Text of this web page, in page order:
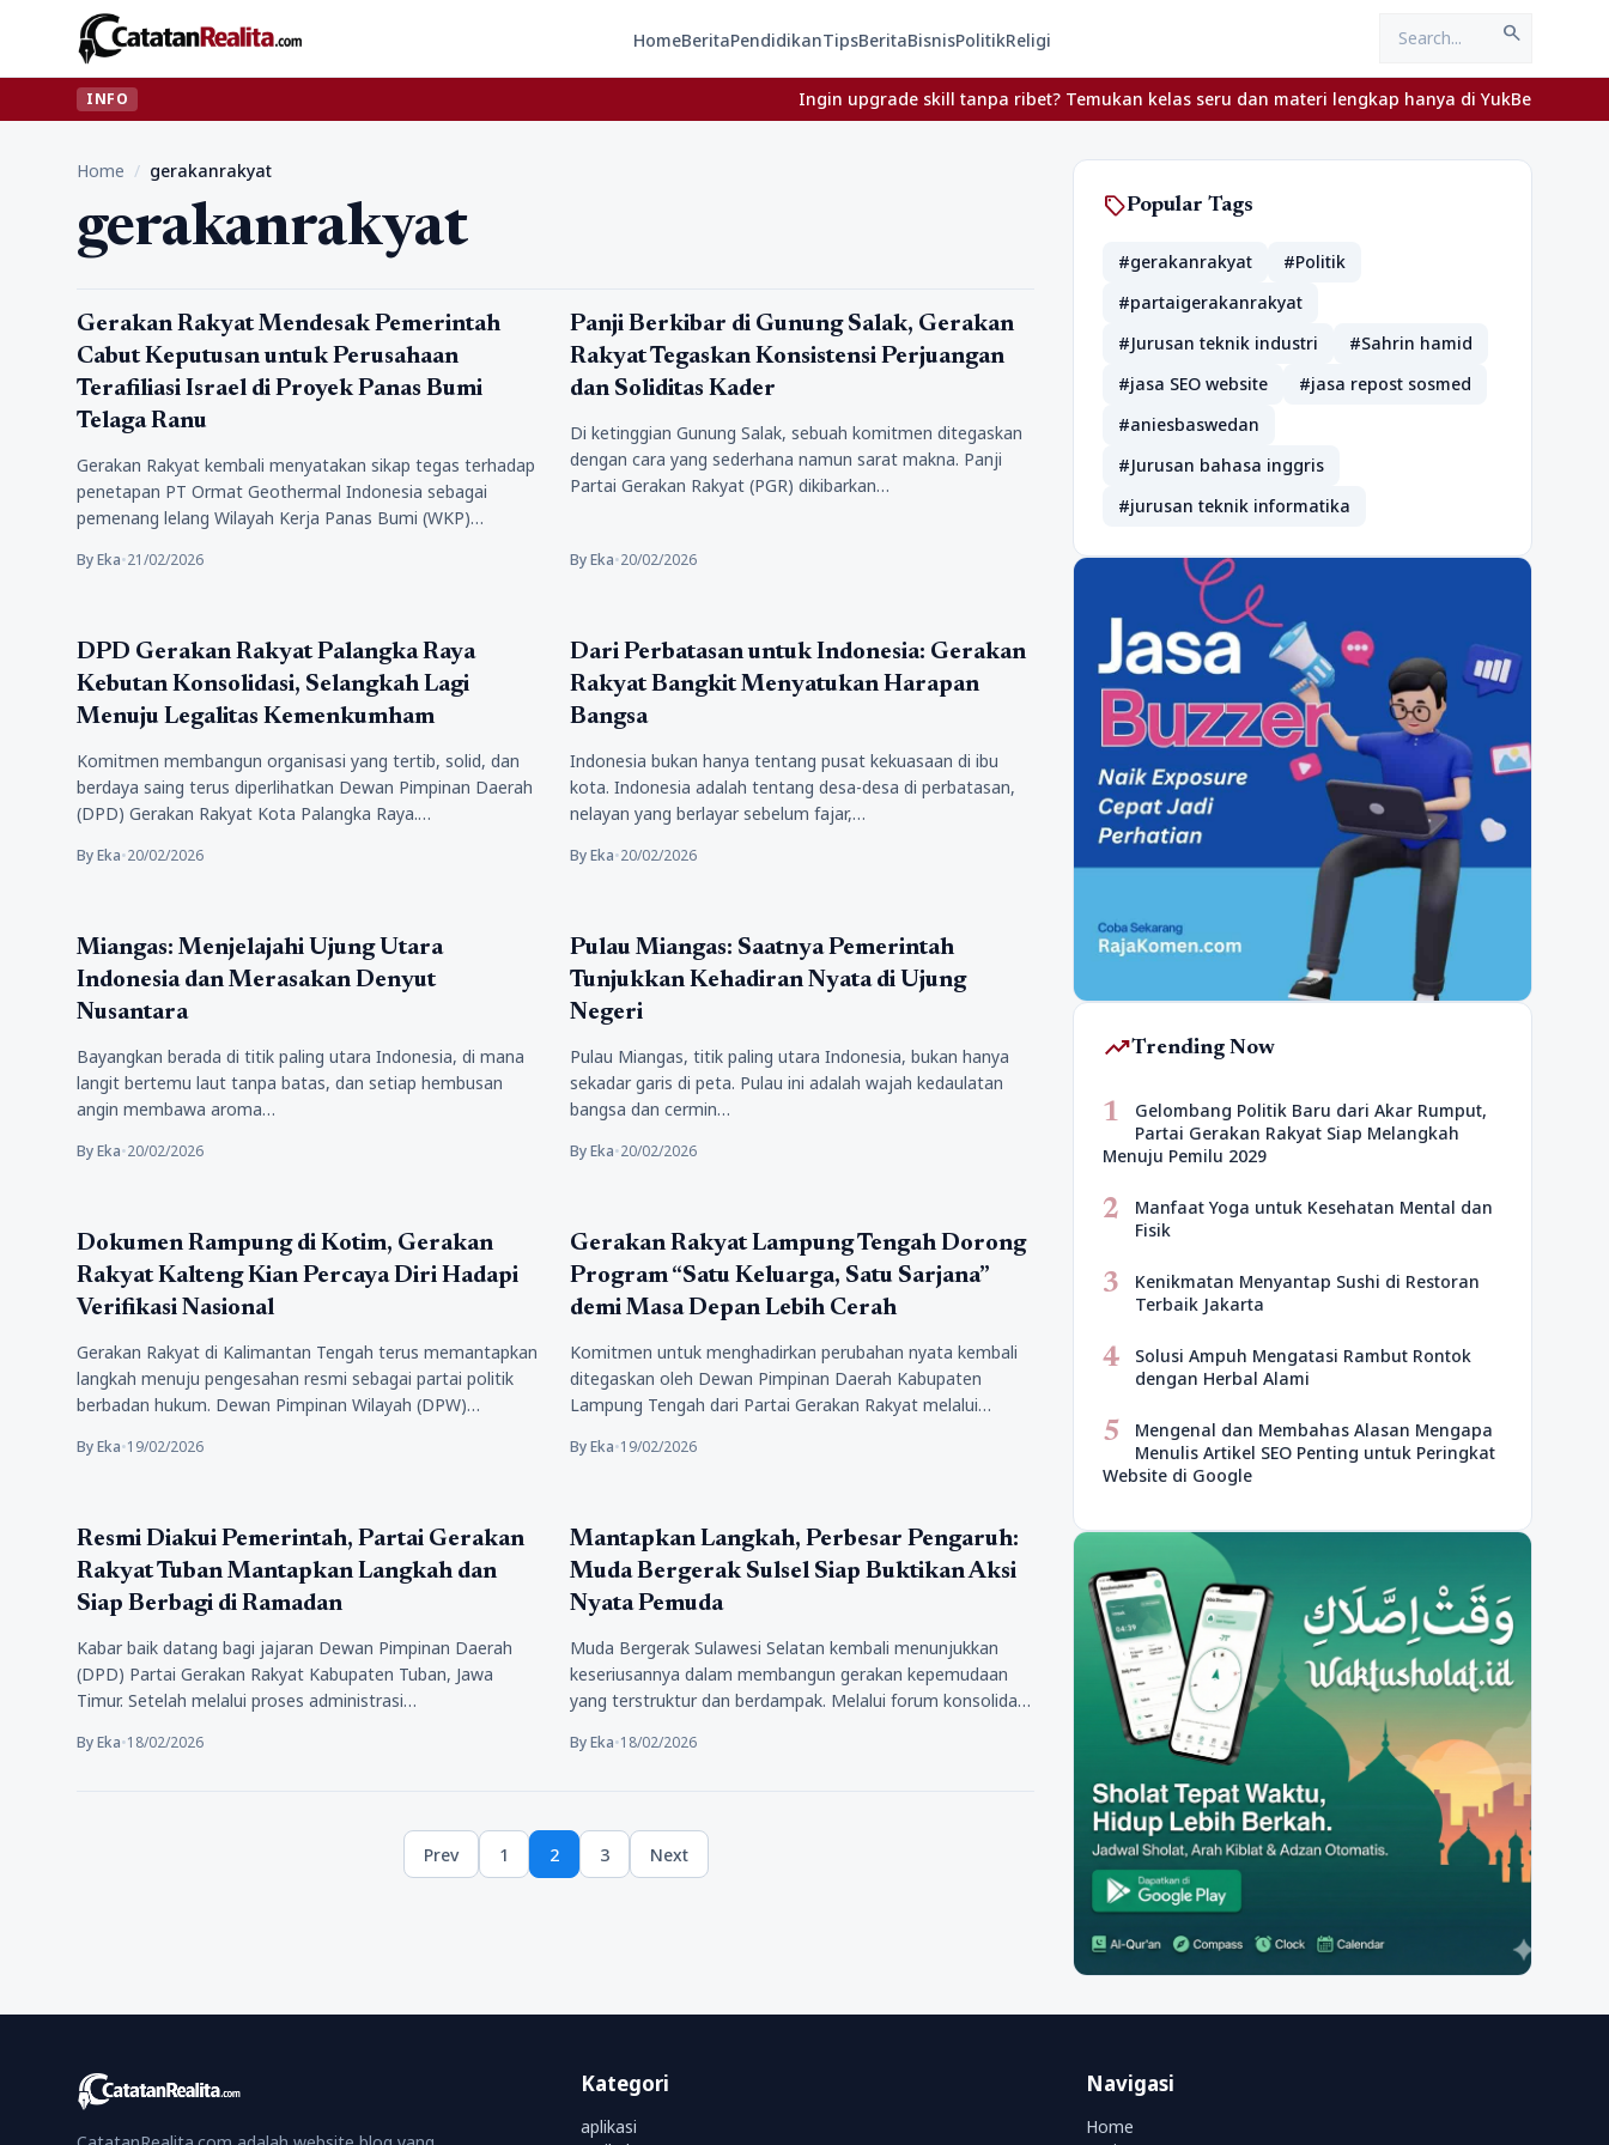
HomeBeritaPendidikanTipsBeritaBisnisPolitikReligi search
INFO Ingin upgrade skill tanpa ribet? Temukan kelas seru dan materi lengkap hanya di YukBelajar.com.
Home / gerakanrakyat
gerakanrakyat
Politik
Gerakan Rakyat Mendesak Pemerintah
Cabut Keputusan untuk Perusahaan
Terafiliasi Israel di Proyek Panas Bumi
Telaga Ranu
Gerakan Rakyat kembali menyatakan sikap tegas terhadap
penetapan PT Ormat Geothermal Indonesia sebagai
pemenang lelang Wilayah Kerja Panas Bumi (WKP)…
By Eka•21/02/2026
Politik
Panji Berkibar di Gunung Salak, Gerakan
Rakyat Tegaskan Konsistensi Perjuangan
dan Soliditas Kader
Di ketinggian Gunung Salak, sebuah komitmen ditegaskan
dengan cara yang sederhana namun sarat makna. Panji
Partai Gerakan Rakyat (PGR) dikibarkan…
By Eka•20/02/2026
Politik
DPD Gerakan Rakyat Palangka Raya
Kebutan Konsolidasi, Selangkah Lagi
Menuju Legalitas Kemenkumham
Komitmen membangun organisasi yang tertib, solid, dan
berdaya saing terus diperlihatkan Dewan Pimpinan Daerah
(DPD) Gerakan Rakyat Kota Palangka Raya.…
By Eka•20/02/2026
Politik
Dari Perbatasan untuk Indonesia: Gerakan
Rakyat Bangkit Menyatukan Harapan
Bangsa
Indonesia bukan hanya tentang pusat kekuasaan di ibu
kota. Indonesia adalah tentang desa-desa di perbatasan,
nelayan yang berlayar sebelum fajar,…
By Eka•20/02/2026
Politik
Miangas: Menjelajahi Ujung Utara
Indonesia dan Merasakan Denyut
Nusantara
Bayangkan berada di titik paling utara Indonesia, di mana
langit bertemu laut tanpa batas, dan setiap hembusan
angin membawa aroma…
By Eka•20/02/2026
Politik
Pulau Miangas: Saatnya Pemerintah
Tunjukkan Kehadiran Nyata di Ujung
Negeri
Pulau Miangas, titik paling utara Indonesia, bukan hanya
sekadar garis di peta. Pulau ini adalah wajah kedaulatan
bangsa dan cermin…
By Eka•20/02/2026
Politik
Dokumen Rampung di Kotim, Gerakan
Rakyat Kalteng Kian Percaya Diri Hadapi
Verifikasi Nasional
Gerakan Rakyat di Kalimantan Tengah terus memantapkan
langkah menuju pengesahan resmi sebagai partai politik
berbadan hukum. Dewan Pimpinan Wilayah (DPW)…
By Eka•19/02/2026
Politik
Gerakan Rakyat Lampung Tengah Dorong
Program “Satu Keluarga, Satu Sarjana”
demi Masa Depan Lebih Cerah
Komitmen untuk menghadirkan perubahan nyata kembali
ditegaskan oleh Dewan Pimpinan Daerah Kabupaten
Lampung Tengah dari Partai Gerakan Rakyat melalui
By Eka•19/02/2026
Politik
Resmi Diakui Pemerintah, Partai Gerakan
Rakyat Tuban Mantapkan Langkah dan
Siap Berbagi di Ramadan
Kabar baik datang bagi jajaran Dewan Pimpinan Daerah
(DPD) Partai Gerakan Rakyat Kabupaten Tuban, Jawa
Timur. Setelah melalui proses administrasi…
By Eka•18/02/2026
Politik
Mantapkan Langkah, Perbesar Pengaruh:
Muda Bergerak Sulsel Siap Buktikan Aksi
Nyata Pemuda
Muda Bergerak Sulawesi Selatan kembali menunjukkan
keseriusannya dalam membangun gerakan kepemudaan
yang terstruktur dan berdampak. Melalui forum konsolidasi
By Eka•18/02/2026
Prev Page
1 Page
2 Page
3 Next
sellPopular Tags
#gerakanrakyat
#Politik
#partaigerakanrakyat
#Jurusan teknik industri
#Sahrin hamid
#jasa SEO website
#jasa repost sosmed
#aniesbaswedan
#Jurusan bahasa inggris
#jurusan teknik informatika
trending_upTrending Now
1
Gelombang Politik Baru dari Akar Rumput,
Partai Gerakan Rakyat Siap Melangkah
Menuju Pemilu 2029
2
Manfaat Yoga untuk Kesehatan Mental dan
Fisik
3
Kenikmatan Menyantap Sushi di Restoran
Terbaik Jakarta
4
Solusi Ampuh Mengatasi Rambut Rontok
dengan Herbal Alami
5
Mengenal dan Membahas Alasan Mengapa
Menulis Artikel SEO Penting untuk Peringkat
Website di Google
Kategori
aplikasi
Navigasi
Home